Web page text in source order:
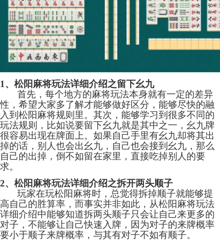
1、松阳麻将玩法详细介绍之留下幺九
首先，每个地方的麻将玩法本身就有一定的差异
性，希望大家多了解才能够做好区分，能够尽快的融
入到松阳麻将规则里。其次，能够学习到很多不同的
玩法规则，比如说要留下幺九就是其中之一，幺九牌
很容易出现在牌面上。如果自己手里有幺九却将其出
掉的话，别人也会出幺九，自己也会接到幺九，那么
自己的出掉，倒不如留在家里，直接吃掉别人的要
求。
2、松阳麻将玩法详细介绍之拆开两头顺子
玩家在玩松阳麻将时，总觉得拆掉顺子就能够提
高自己的胜算率，而事实并非如此，从松阳麻将玩法
详细介绍中能够知道拆两头顺子只会让自己来更多的
对子，不能够让自己快速入牌，因为对子的来牌概率
要小于顺子来牌概率，与其有对子不如有顺子。